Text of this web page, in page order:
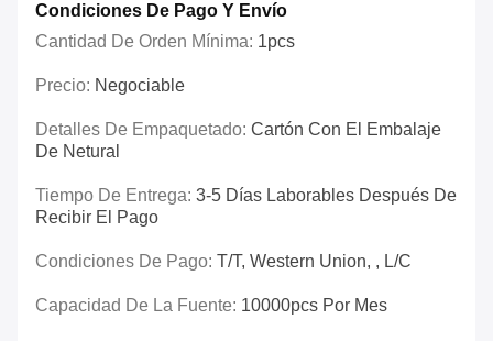
Condiciones De Pago Y Envío
Cantidad De Orden Mínima: 1pcs
Precio: Negociable
Detalles De Empaquetado: Cartón Con El Embalaje
De Netural
Tiempo De Entrega: 3-5 Días Laborables Después De
Recibir El Pago
Condiciones De Pago: T/T, Western Union, , L/C
Capacidad De La Fuente: 10000pcs Por Mes